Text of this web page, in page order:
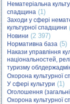
Нематеріальна
спадщина (1)
Заходи у сфері
культурної спадщини
Новини (2 397)
Нормативна база (5)
Накази управління
національностей,
туризму
Охорона культурної
У сфері культури (1)
Оголошення
Охорона культурної